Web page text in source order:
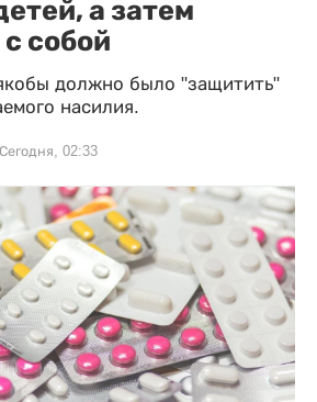
а затем
собой
должно было "защитить"
насилия.
Сегодня, 02:33